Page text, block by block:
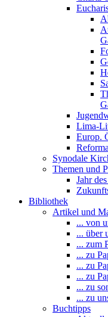
Lima-
Europ.
Synodale
Themen und
Jahr
Bibliothek
Artikel und
... von
... über
... zum
... zu
... zu
... zu
... zu
... zu
Buchtipps